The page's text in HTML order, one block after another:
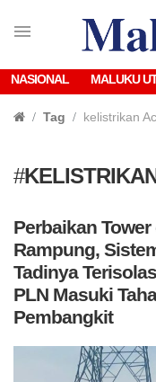
NASIONAL MALUKU
Tag kelistrikan
#
Perbaikan
Rampung,
Tadinya
PLN Masuki
Pembangkit